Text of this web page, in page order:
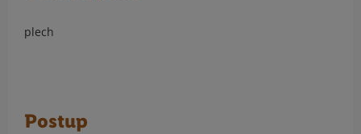
plech
Postup